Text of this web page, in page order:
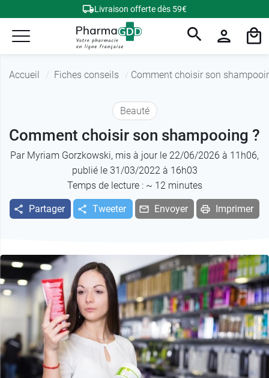
Livraison offerte dès 59€
Accueil Fiches conseils Comment choisir son
Beauté
Comment choisir son shampooing ?
Par Myriam Gorzkowski, mis à jour le 22/06/2026 à 11h06,
publié le 31/03/2022 à 16h03
Temps de lecture : ~ 12minutes
Partager Tweeter Envoyer Imprimer